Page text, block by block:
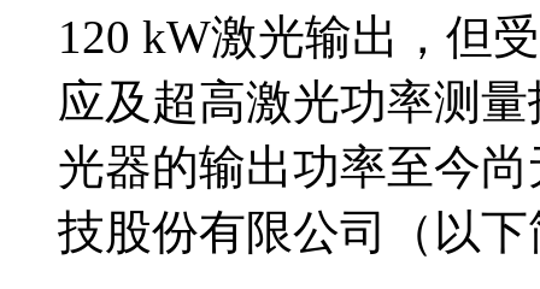
120 kW激光输出，但
应及超高激光功率测
光器的输出功率至今
技股份有限公司（以下